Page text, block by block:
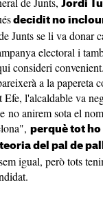
Jordi
decidit no
Junts se li va donar
electoral i
consideri
a la papereta
l'alcaldable va
no anirem sota el
perquè tot ho
del pal de
igual, però tots